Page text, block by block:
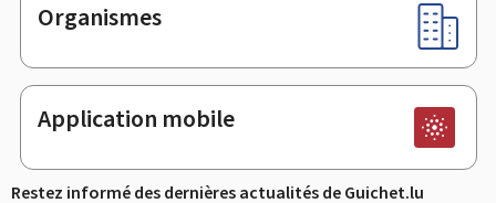
Organismes
Application mobile
Restez informé des dernières actualités de Guichet.lu